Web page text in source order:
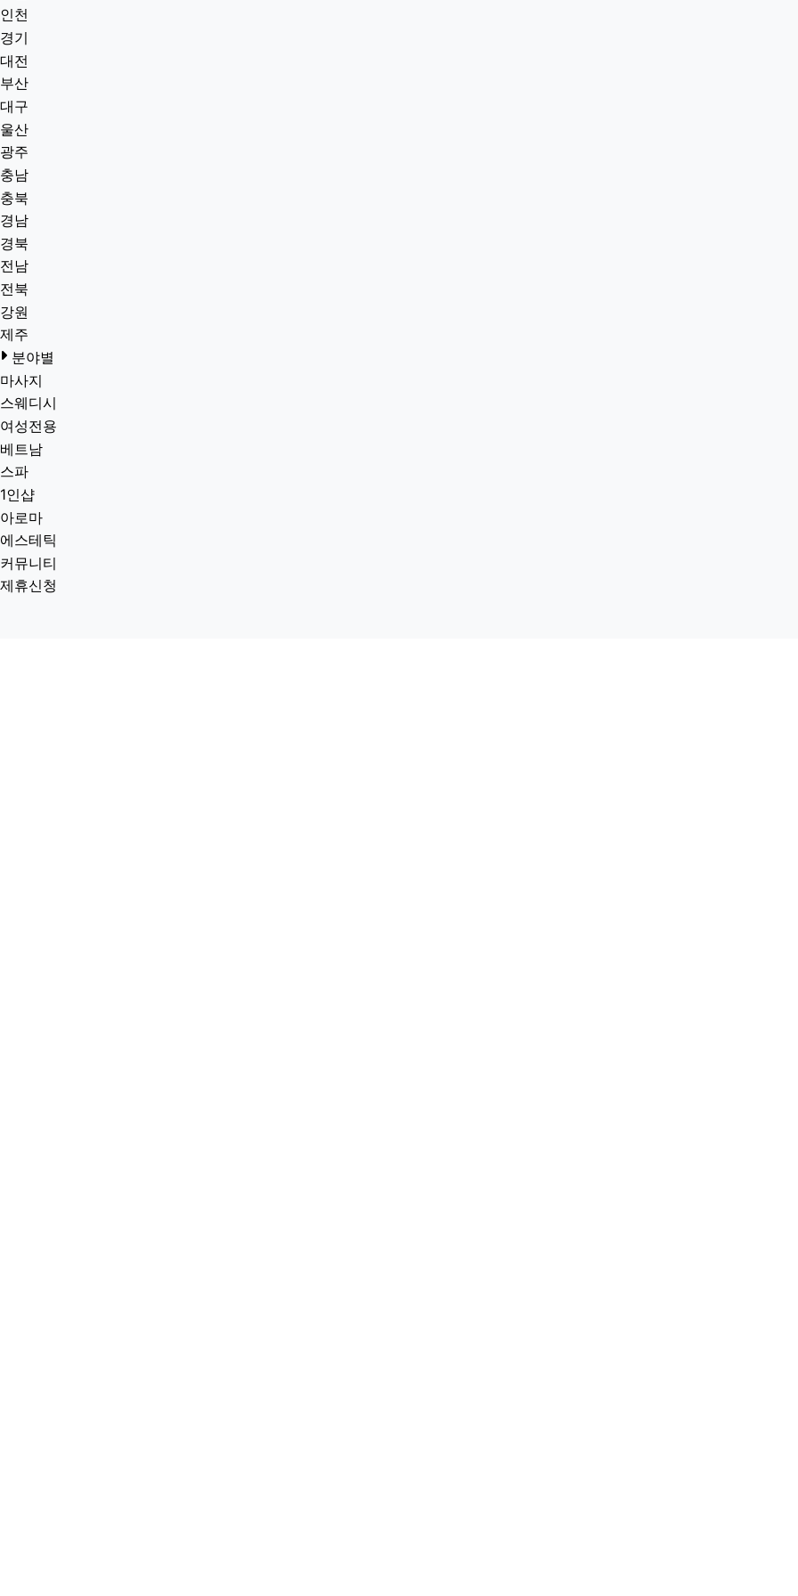
인천
경기
대전
부산
대구
울산
광주
충남
충북
경남
경북
전남
전북
강원
제주
분야별
마사지
스웨디시
여성전용
베트남
스파
1인샵
아로마
에스테틱
커뮤니티
제휴신청